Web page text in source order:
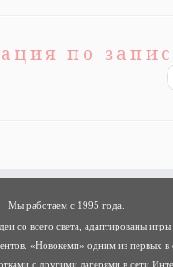
по
Мы работаем с 1995 года.
со всего света, адаптированы игры
«Новокемп» одним из первых в
с другими лагерями в сети